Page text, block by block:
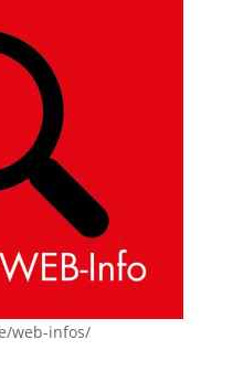
web-infos/